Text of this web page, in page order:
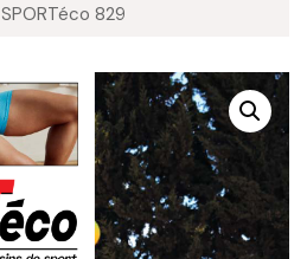
SPORTéco 829